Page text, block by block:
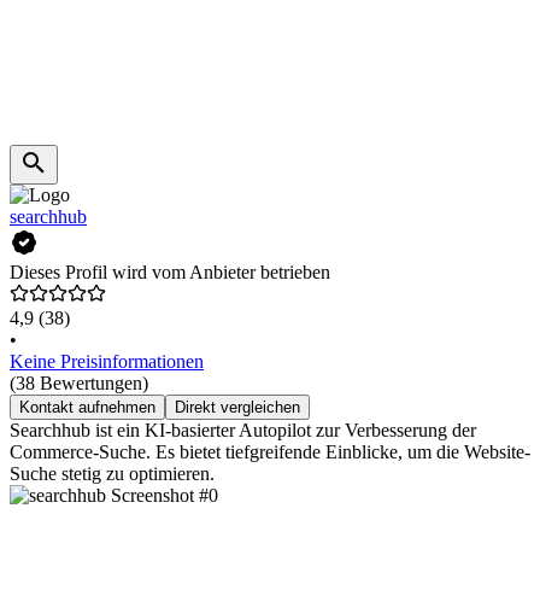
searchhub
Dieses Profil wird vom Anbieter betrieben
4,9 (38)
•
Keine Preisinformationen
(38 Bewertungen)
Kontakt aufnehmen Direkt vergleichen
Searchhub ist ein KI-basierter Autopilot zur Verbesserung der
Commerce-Suche. Es bietet tiefgreifende Einblicke, um die Website-
Suche stetig zu optimieren.